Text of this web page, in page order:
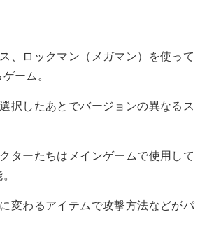
、ロックマン（メガマン）を使って
ーム。
択したあとでバージョンの異なるス
ターたちはメインゲームで使用して
変わるアイテムで攻撃方法などがパ